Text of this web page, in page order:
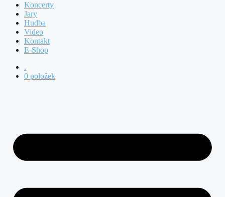
Koncerty
Jary
Hudba
Video
Kontakt
E-Shop
.
0 položek